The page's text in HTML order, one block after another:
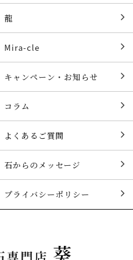
龍
Mira-cle
キャンペーン・お知らせ
コラム
よくあるご質問
石からのメッセージ
プライバシーポリシー